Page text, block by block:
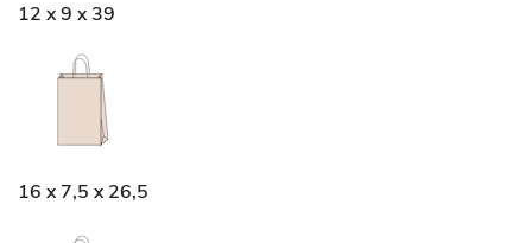
12 x 9 x 39
16 x 7,5 x 26,5